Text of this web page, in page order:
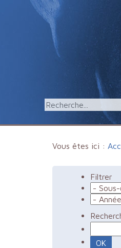
Vous êtes ici :
Filtrer